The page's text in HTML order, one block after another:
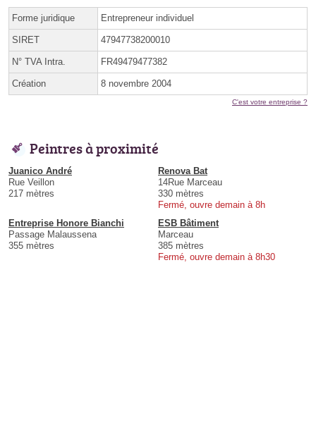
Forme juridique Entrepreneur individuel
SIRET 47947738200010
N° TVA Intra. FR49479477382
Création 8 novembre 2004
C'est votre entreprise ?
Peintres à proximité
Juanico André
Rue Veillon
217 mètres
Renova Bat
14Rue Marceau
330 mètres
Fermé, ouvre demain à 8h
Entreprise Honore Bianchi
Passage Malaussena
355 mètres
ESB Bâtiment
Marceau
385 mètres
Fermé, ouvre demain à 8h30